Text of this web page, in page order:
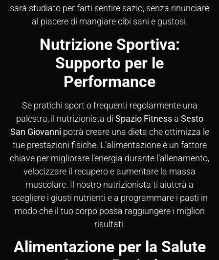
sarà studiato per farti sentire sazio, senza rinunciare
al piacere di mangiare cibi sani e gustosi.
Nutrizione Sportiva:
Supporto per le
Performance
Se pratichi sport o frequenti regolarmente una
palestra, il nutrizionista di Spazio Fitnessa Sesto
San Giovanni potrà creare una dieta che ottimizza le
tue prestazioni fisiche. L’alimentazione è un fattore
chiave per migliorare l’energia durante l’allenamento,
velocizzare il recupero e aumentare la massa
muscolare. Il nostro nutrizionista ti aiuterà a
scegliere i giusti nutrienti e a programmare i pasti in
modo che il tuo corpo possa raggiungere i migliori
risultati.
Alimentazione per la Salute